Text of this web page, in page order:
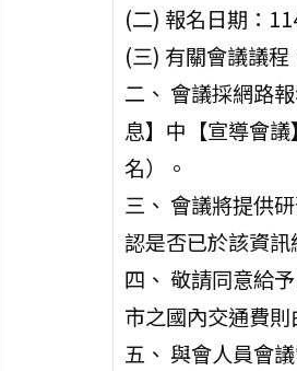
(二) 報名日期：
(三) 有關會議議
二、 會議採網路
息】中【宣導會
名）。
三、 會議將提供
認是否已於該資訊
四、 敬請同意給
市之國內交通費
五、 與會人員會